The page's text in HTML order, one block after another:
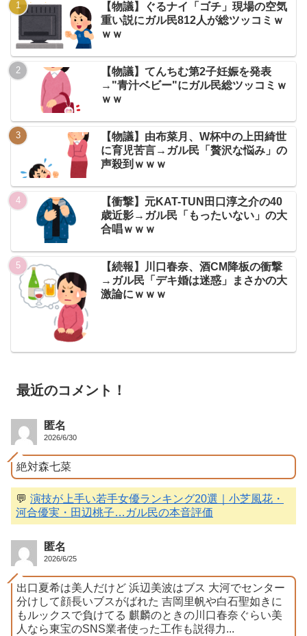
【物議】ぐるナイ「ゴチ」現場の空気
重い説にガル民812人が総ツッコミｗ
ｗｗ
【物議】てんちむ第2子妊娠を発表
→"青汁ベビー"にガル民総ツッコミｗ
ｗｗ
【物議】由布菜月、W杯中の上田綺世
に育児苦言→ガル民「贅沢な悩み」の
声殺到ｗｗｗ
【衝撃】元KAT-TUN田口淳之介の40
歳近影→ガル民「もったいない」の大
合唱ｗｗｗ
【続報】川口春奈、酒CM降板の衝撃
→ガル民「デキ婚は迷惑」まさかの大
激論にｗｗｗ
最近のコメント！
匿名
2026/6/30
絶対森七菜
💬 演技が上手い若手女優ランキング20選｜小芝風花・
河合優実・田辺桃子…ガル民の本音評価
匿名
2026/6/25
出口夏希は美人だけど 浜辺美波はブス 大河でセンター
分けして顔長いブスがばれた 吉岡里帆や白石聖如きに
もルックスで負けてる 麒麟のときの川口春奈ぐらい美
人なら東宝のSNS業者使った工作も説得力...